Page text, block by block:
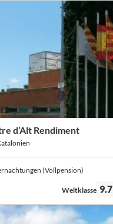
d’Alt Rendiment
(Vollpension)
Bewertung:
Weltklasse 9.7